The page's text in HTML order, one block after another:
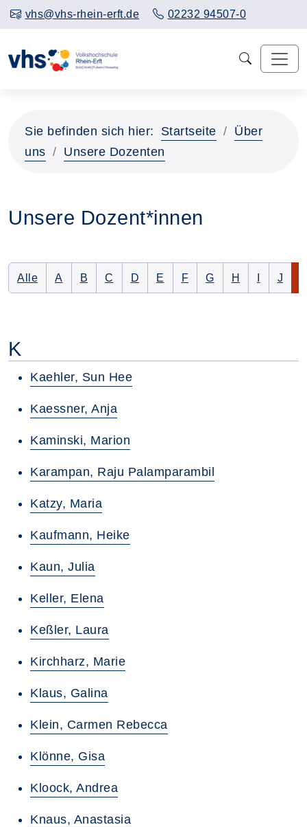
vhs@vhs-rhein-erft.de 02232 94507-0
Sie befinden sich hier: Startseite
Über
uns
Unsere Dozenten
Unsere Dozent*innen
AlleAlle Dozenten auflisten
Nur Dozenten mit folgendem
A Nur Dozenten mit folgendem
B Nur Dozenten mit folgendem
C Nur Dozenten mit folgendem
D Nur Dozenten mit
E Nur Dozenten mit
F Nur Dozenten mit
G Nur
H NurNur
J
K
Kaehler, Sun Hee
Kaessner, Anja
Kaminski, Marion
Karampan, Raju Palamparambil
Katzy, Maria
Kaufmann, Heike
Kaun, Julia
Keller, Elena
Keßler, Laura
Kirchharz, Marie
Klaus, Galina
Klein, Carmen Rebecca
Klönne, Gisa
Kloock, Andrea
Knaus, Anastasia